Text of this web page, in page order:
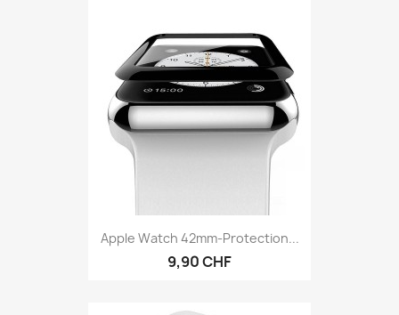
Apple Watch 42mm-Protection...
9,90 CHF